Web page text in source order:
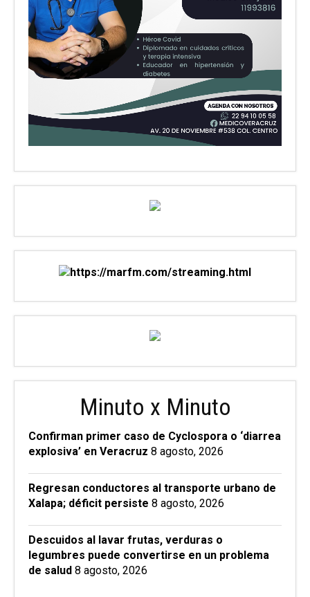
Minuto x Minuto
Confirman primer caso de Cyclospora o ‘diarrea
explosiva’ en Veracruz 8 agosto, 2026
Regresan conductores al transporte urbano de
Xalapa; déficit persiste 8 agosto, 2026
Descuidos al lavar frutas, verduras o
legumbres puede convertirse en un problema
de salud 8 agosto, 2026